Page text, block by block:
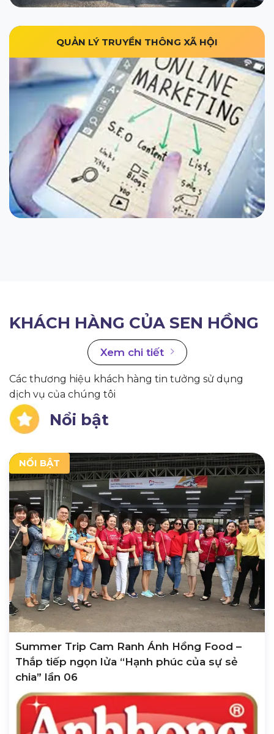
QUẢN LÝ TRUYỀN THÔNG XÃ HỘI
KHÁCH HÀNG CỦA SEN HỒNG
Xem chi tiết
Các thương hiệu khách hàng tin tưởng sử dụng
dịch vụ của chúng tôi
Nổi bật
NỔI BẬT
Summer Trip Cam Ranh Ánh Hồng Food –
Thắp tiếp ngọn lửa “Hạnh phúc của sự sẻ
chia” lần 06